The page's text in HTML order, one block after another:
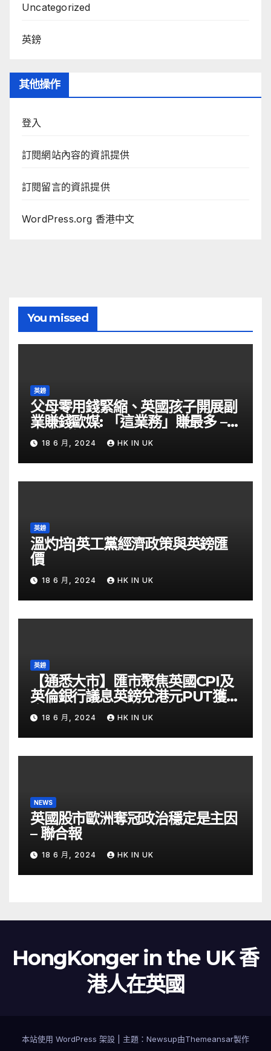
Uncategorized
英鎊
其他操作
登入
訂閱網站內容的資訊提供
訂閱留言的資訊提供
WordPress.org 香港中文
You missed
英鎊
父母零用錢緊縮、英國孩子開展副
業賺錢歐媒: 「這業務」賺最多 –
自由財經
18 6 月, 2024 HK IN UK
英鎊
溫灼培|英工黨經濟政策與英鎊匯
價
18 6 月, 2024 HK IN UK
英鎊
【通悉大市】匯市聚焦英國CPI及
英倫銀行議息英鎊兌港元PUT獲資
金留意 – Now 財經
18 6 月, 2024 HK IN UK
NEWS
英國股市歐洲奪冠政治穩定是主因
– 聯合報
18 6 月, 2024 HK IN UK
HongKonger in the UK 香
港人在英國
本站使用 WordPress 架設 主題： Newsup由Themeansar製作